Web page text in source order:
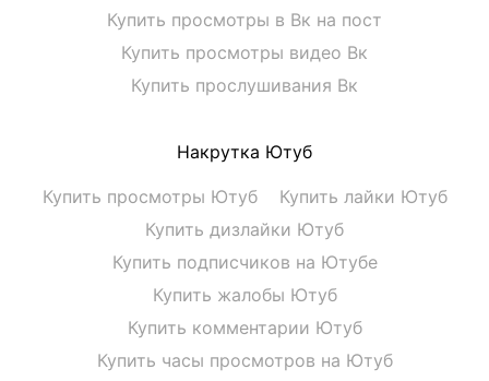
Купить просмотры в Вк на пост
Купить просмотры видео Вк
Купить прослушивания Вк
Накрутка Ютуб
Купить просмотры Ютуб
Купить лайки Ютуб
Купить дизлайки Ютуб
Купить подписчиков на Ютубе
Купить жалобы Ютуб
Купить комментарии Ютуб
Купить часы просмотров на Ютуб